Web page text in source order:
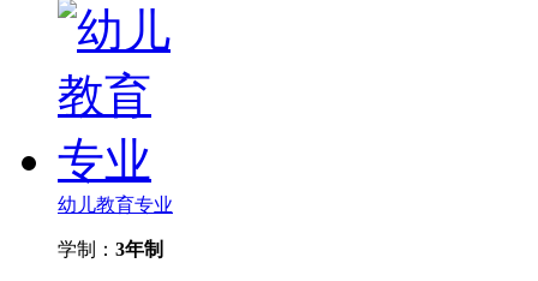
幼儿教育专业
学制： 3年制